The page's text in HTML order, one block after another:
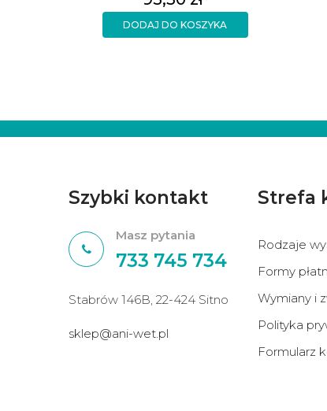
DODAJ DO KOSZYKA
Szybki kontakt
Masz pytania
733 745 734
Stabrów 146B, 22-424 Sitno
sklep@ani-wet.pl
Strefa
Rodzaje
Formy
Wymiany i
Polityka
Formularz